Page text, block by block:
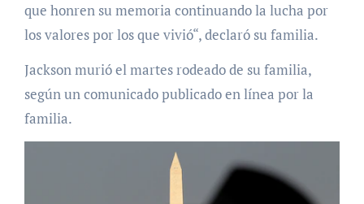
que honren su memoria continuando la lucha por
los valores por los que vivió“, declaró su familia.
Jackson murió el martes rodeado de su familia,
según un comunicado publicado en línea por la
familia.